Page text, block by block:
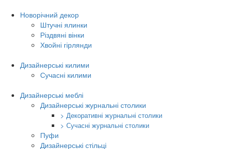
Новорічний декор
Штучні ялинки
Різдвяні вінки
Хвойні гірлянди
Дизайнерські килими
Сучасні килими
Дизайнерські меблі
Дизайнерські журнальні столики
> Декоративні журнальні столики
> Сучасні журнальні столики
Пуфи
Дизайнерські стільці